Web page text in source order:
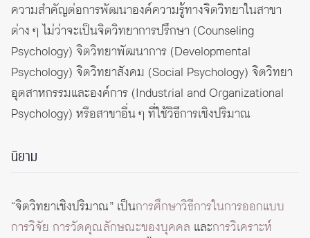
ความสำคัญต่อการพัฒนาองค์ความรู้ทางจิตวิทยาในสาขา
ต่าง ๆ ไม่ว่าจะเป็นจิตวิทยาการปรึกษา (Counseling
Psychology) จิตวิทยาพัฒนาการ (Developmental
Psychology) จิตวิทยาสังคม (Social Psychology) จิตวิทยา
อุตสาหกรรมและองค์การ (Industrial and Organizational
Psychology) หรือสาขาอื่น ๆ ที่ใช้วิธีการเชิงปริมาณ
นิยาม
“จิตวิทยาเชิงปริมาณ” เป็นการศึกษาวิธีการในการออกแบบ
การวิจัย การวัดคุณลักษณะของบุคคล และการวิเคราะห์